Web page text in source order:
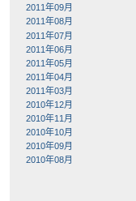
2011年09月
2011年08月
2011年07月
2011年06月
2011年05月
2011年04月
2011年03月
2010年12月
2010年11月
2010年10月
2010年09月
2010年08月